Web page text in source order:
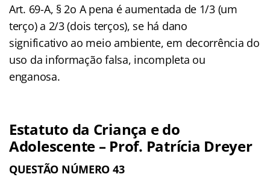
Art. 69-A, § 2o A pena é aumentada de 1/3 (um
terço) a 2/3 (dois terços), se há dano
significativo ao meio ambiente, em decorrência do
uso da informação falsa, incompleta ou
enganosa.
Estatuto da Criança e do
Adolescente – Prof. Patrícia Dreyer
QUESTÃO NÚMERO 43